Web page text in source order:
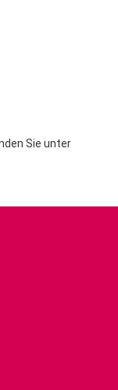
Sie unter